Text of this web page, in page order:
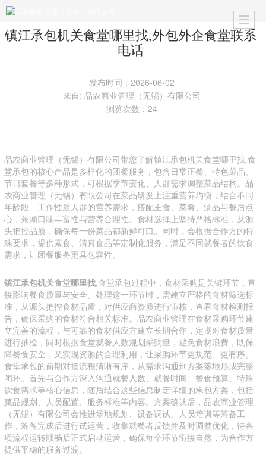
镇江承包机关食堂哪里找,外包外企食堂联系
电话
发布时间：2026-06-02
来自: 品农商业管理（无锡）有限公司
浏览次数：24
品农商业管理（无锡）有限公司带您了解镇江承包机关食堂哪里找,食
堂承包的核心产品是多样化的团餐服务，包含日常正餐、特色菜品、
节日套餐等多种形式，可根据季节变化、人群需求调整菜品结构。品
农商业管理（无锡）有限公司在菜品研发上注重营养均衡，结合不同
年龄段、工作性质人群的营养需求，搭配主食、菜肴、汤品与餐后点
心，兼顾口味丰富性与营养合理性。食材选择上坚持严格标准，从源
头把控品质，确保每一份菜品都新鲜可口。同时，会根据合作方的特
殊要求，提供素食、清真食品等定制化服务，满足不同就餐者的饮食
需求，让团餐服务更具包容性。
镇江承包机关食堂哪里找,食堂承包过程中，食材采购是关键环节，直
接影响餐食质量与安全。处理这一环节时，需建立严格的食材筛选标
准，从源头把控食材品质，对供应商资质进行审核，查看食材检测报
告，确保采购的食材符合相关标准。品农商业管理在食材采购环节建
立完善的流程，与可靠的食材供应方建立长期合作，定期对食材质量
进行抽检，同时根据食堂就餐人数规划采购量，避免食材浪费，既保
障餐食安全，又实现资源的合理利用，让采购环节更规范、更有序。
食堂承包的前期对接流程清晰有序，从需求沟通到方案落地形成完整
闭环。首先与合作方深入沟通就餐人数、就餐时间、餐食预算、特殊
饮食需求等核心信息，随后结合这些信息制定详细的承包方案，包括
菜品规划、人员配置、服务标准等内容。方案确认后，品农商业管理
（无锡）有限公司会推进场地规划、设备调试、人员培训等筹备工
作，筹备完成后进行试运营，收集就餐者反馈并及时调整优化，待各
项流程运转顺畅后正式启动运营，确保每个环节衔接自然，为合作方
提供平稳的服务过渡。